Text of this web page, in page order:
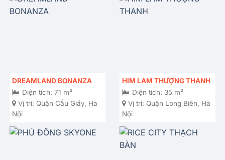
DREAMLAND BONANZA
Diện tích: 71 m²
Vị trí: Quận Cầu Giấy, Hà
Nội
HIM LAM THƯỢNG THANH
Diện tích: 35 m²
Vị trí: Quận Long Biên, Hà
Nội